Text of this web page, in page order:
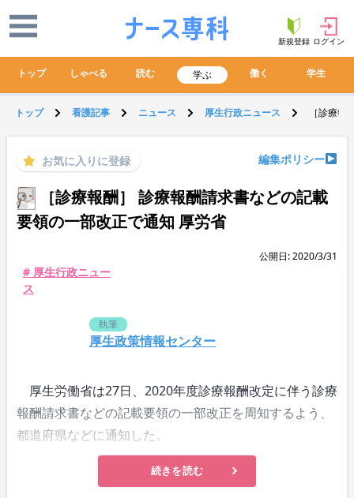
新規登録 ログイン
トップ しゃべる 読む 学ぶ 働く 学生
トップ 看護記事 ニュース 厚生行政ニュース ［診療
お気に入りに登録 編集ポリシー
［診療報酬］ 診療報酬請求書などの記載
要領の一部改正で通知 厚労省
公開日: 2020/3/31
# 厚生行政ニュー
ス
執筆
厚生政策情報センター
厚生労働省は27日、2020年度診療報酬改定に伴う診療
報酬請求書などの記載要領の一部改正を周知するよう、
都道府県などに通知した。
続きを読む